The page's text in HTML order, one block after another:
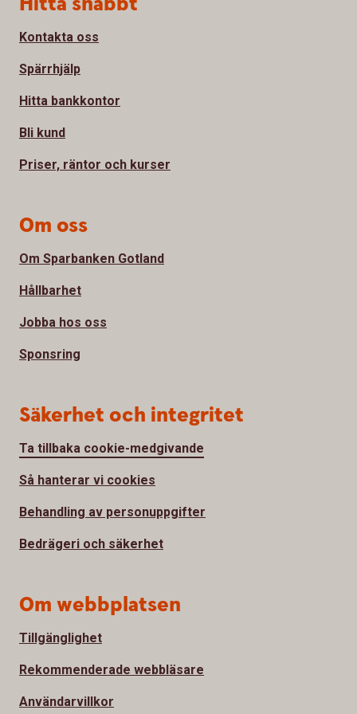
Kontakta oss
Spärrhjälp
Hitta bankkontor
Bli kund
Priser, räntor och kurser
Om oss
Om Sparbanken Gotland
Hållbarhet
Jobba hos oss
Sponsring
Säkerhet och integritet
Ta tillbaka cookie-medgivande
Så hanterar vi cookies
Behandling av personuppgifter
Bedrägeri och säkerhet
Om webbplatsen
Tillgänglighet
Rekommenderade webbläsare
Användarvillkor